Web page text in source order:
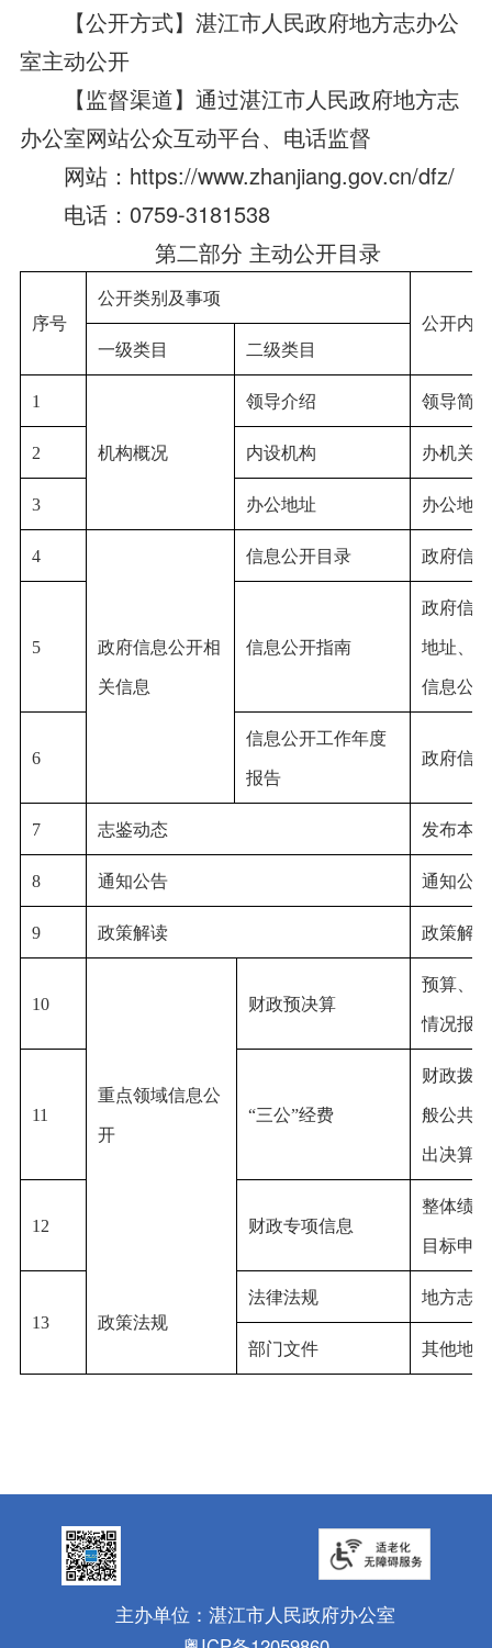
【公开方式】湛江市人民政府地方志办公
室主动公开
【监督渠道】通过湛江市人民政府地方志
办公室网站公众互动平台、电话监督
网站：https://www.zhanjiang.gov.cn/dfz/
电话：0759-3181538
第二部分 主动公开目录
序号
公开类别及事项
公开内容
一级类目
二级类目
1
机构概况
领导介绍 领导简
2 内设机构 办机关
3 办公地址 办公地
4
政府信息公开相
关信息
信息公开目录 政府信
5 信息公开指南
政府信
地址、
信息公
6
信息公开工作年度
报告
政府信
7 志鉴动态 发布本
8 通知公告 通知公
9 政策解读 政策解
10
重点领域信息公
开
财政预决算
预算、
情况报
11 “三公”经费
财政拨
般公共
出决算表
12 财政专项信息
整体绩
目标申
13 政策法规
法律法规 地方志
部门文件 其他地
主办单位：湛江市人民政府办公室